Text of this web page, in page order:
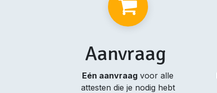
Aanvraag
Eén aanvraag voor alle
attesten die je nodig hebt